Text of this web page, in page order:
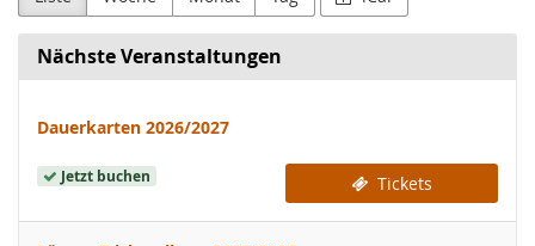
Nächste Veranstaltungen
Dauerkarten 2026/2027
Jetzt buchen Tickets